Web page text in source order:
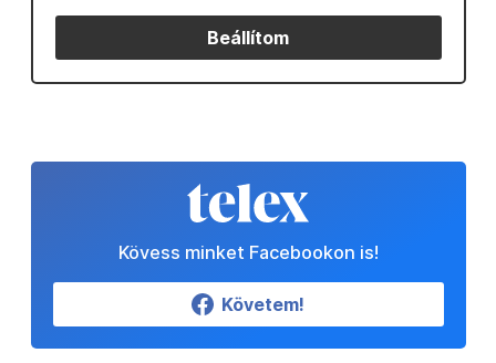
Beállítom
Kövess minket Facebookon is!
Követem!